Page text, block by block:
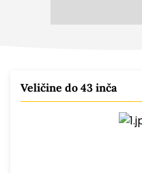
Veličine do 43 inča